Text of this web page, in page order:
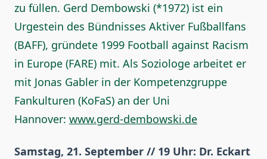
zu füllen. Gerd Dembowski (*1972) ist ein
Urgestein des Bündnisses Aktiver Fußballfans
(BAFF), gründete 1999 Football against Racism
in Europe (FARE) mit. Als Soziologe arbeitet er
mit Jonas Gabler in der Kompetenzgruppe
Fankulturen (KoFaS) an der Uni
Hannover: www.gerd-dembowski.de
Samstag, 21. September // 19 Uhr: Dr. Eckart